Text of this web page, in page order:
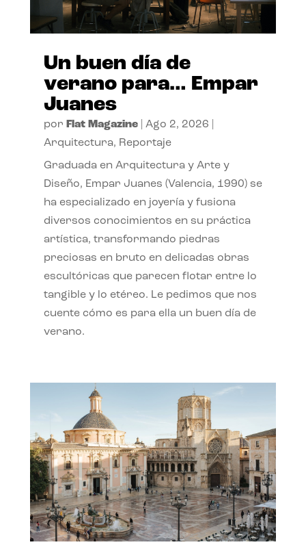
Un buen día de
verano para… Empar
Juanes
por Flat Magazine| Ago 2, 2026
Arquitectura, Reportaje
Graduada en Arquitectura y Arte y
Diseño, Empar Juanes (Valencia, 1990) se
ha especializado en joyería y fusiona
diversos conocimientos en su práctica
artística, transformando piedras
preciosas en bruto en delicadas obras
escultóricas que parecen flotar entre lo
tangible y lo etéreo. Le pedimos que nos
cuente cómo es para ella un buen día de
verano.